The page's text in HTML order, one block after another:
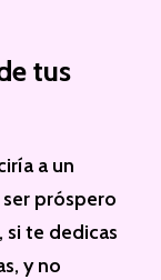
tus
a un
próspero
te dedicas
y no